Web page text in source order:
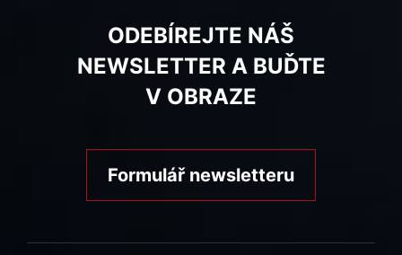
ODEBÍREJTE NÁŠ
NEWSLETTER A BUĎTE
V OBRAZE
Formulář newsletteru